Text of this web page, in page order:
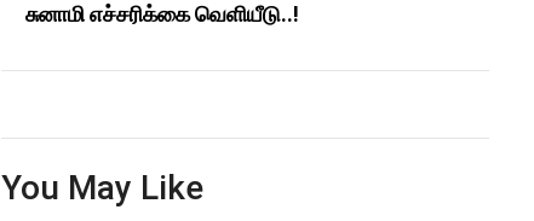
சுனாமி எச்சரிக்கை வெளியீடு..!
You May Like